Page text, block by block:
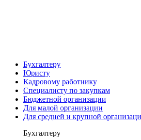
Бухгалтеру
Юристу
Кадровому работнику
Специалисту по закупкам
Бюджетной организации
Для малой организации
Для средней и крупной
Бухгалтеру